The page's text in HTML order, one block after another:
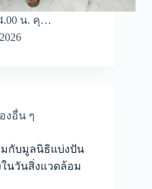
น. คุ…
องอื่น ๆ
กับมูลนิธิแบ่งปัน
นวันสิ่งแวดล้อม